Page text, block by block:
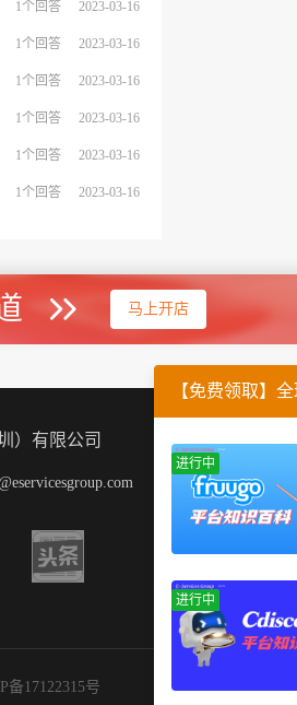
1个回答 2023-03-16
1个回答 2023-03-16
1个回答 2023-03-16
1个回答 2023-03-16
1个回答 2023-03-16
1个回答 2023-03-16
马上开店
）有限公司
备17122315号
【免费领取】
进行中
进行中